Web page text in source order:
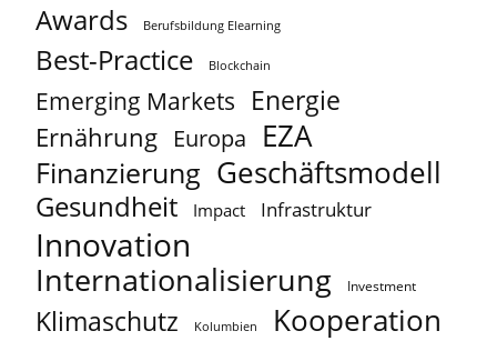
Awards Berufsbildung Elearning
Best-Practice Blockchain
Emerging Markets Energie
Ernährung Europa EZA
Finanzierung Geschäftsmodell
Gesundheit Impact Infrastruktur
Innovation
Internationalisierung Investment
Klimaschutz Kolumbien Kooperation